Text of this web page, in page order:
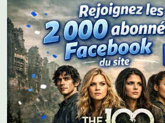
The 100 est de retour et après un excellent
9ème épisode de la saison 4,...